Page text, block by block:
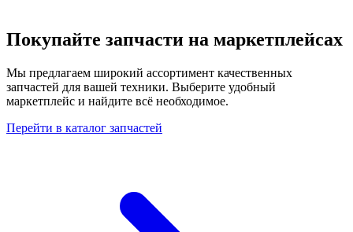
Покупайте запчасти на маркетплейсах
Мы предлагаем широкий ассортимент качественных
запчастей для вашей техники. Выберите удобный
маркетплейс и найдите всё необходимое.
Перейти в каталог запчастей